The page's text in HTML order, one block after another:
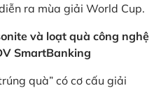
ra mùa giải World Cup.
và loạt quà công nghệ
SmartBanking
quà” có cơ cấu giải